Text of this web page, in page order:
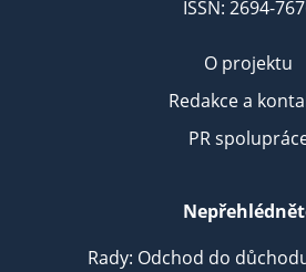
ISSN: 2694-
O projektu
Redakce a
PR
Rady: Odchod do